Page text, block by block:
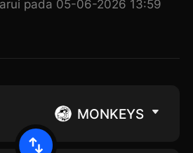
pada 05-06-2026 13:59
MONKEYS